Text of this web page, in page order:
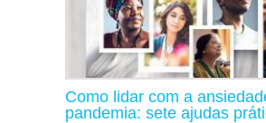
Como lidar com a
pandemia: sete ajudas